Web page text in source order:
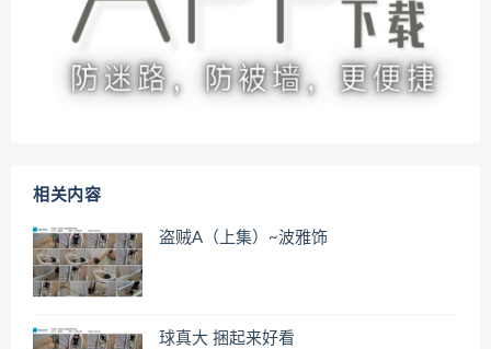
相关内容
盗贼A（上集）~波雅饰
球真大 捆起来好看